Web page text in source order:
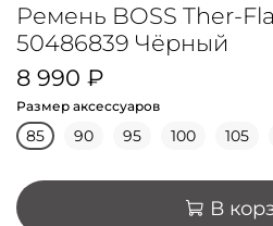
Ремень BOSS Ther-
50486839 Чёрный
8 990 ₽
Размер аксессуаров
85 90 95 100 105
В